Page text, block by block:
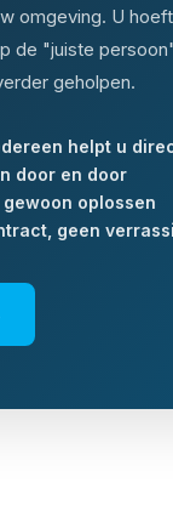
omgeving. U
de "juiste
geholpen.
helpt u
door en door
oplossen
geen